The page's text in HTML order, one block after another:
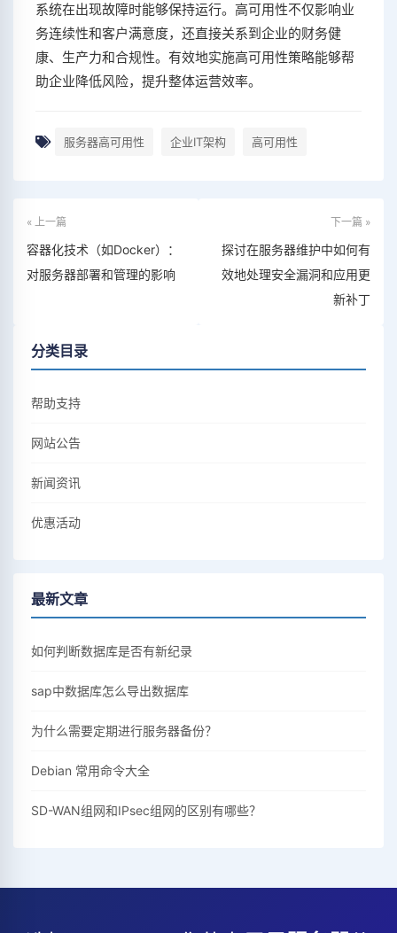
系统在出现故障时能够保持运行。高可用性不仅影响业
务连续性和客户满意度，还直接关系到企业的财务健
康、生产力和合规性。有效地实施高可用性策略能够帮
助企业降低风险，提升整体运营效率。
服务器高可用性 企业IT架构 高可用性
« 上一篇
容器化技术（如Docker）：
对服务器部署和管理的影响
下一篇 »
探讨在服务器维护中如何有
效地处理安全漏洞和应用更
新补丁
分类目录
帮助支持
网站公告
新闻资讯
优惠活动
最新文章
如何判断数据库是否有新纪录
sap中数据库怎么导出数据库
为什么需要定期进行服务器备份？
Debian 常用命令大全
SD-WAN组网和IPsec组网的区别有哪些？